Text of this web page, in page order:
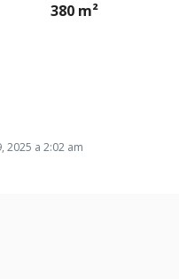
380 m²
2025 a 2:02 am